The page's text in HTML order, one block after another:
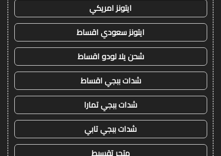
ايتونز امريكي
ايتونز سعودي اقساط
شحن يلا لودو اقساط
شدات ببجي اقساط
شدات ببجي تمارا
شدات ببجي تابي